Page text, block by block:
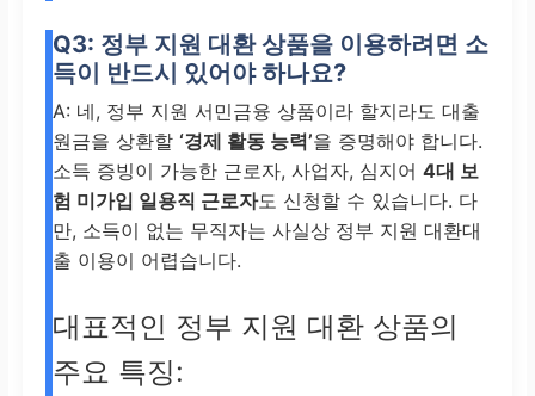
Q3: 정부 지원 대환 상품을 이용하려면 소
득이 반드시 있어야 하나요?
A: 네, 정부 지원 서민금융 상품이라 할지라도 대출
원금을 상환할‘경제 활동 능력’을 증명해야 합니다.
소득 증빙이 가능한 근로자, 사업자, 심지어4대 보
험 미가입 일용직 근로자도 신청할 수 있습니다. 다
만, 소득이 없는 무직자는 사실상 정부 지원 대환대
출 이용이 어렵습니다.
대표적인 정부 지원 대환 상품의
주요 특징: